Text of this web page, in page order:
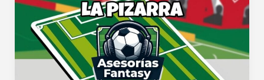
fantasy